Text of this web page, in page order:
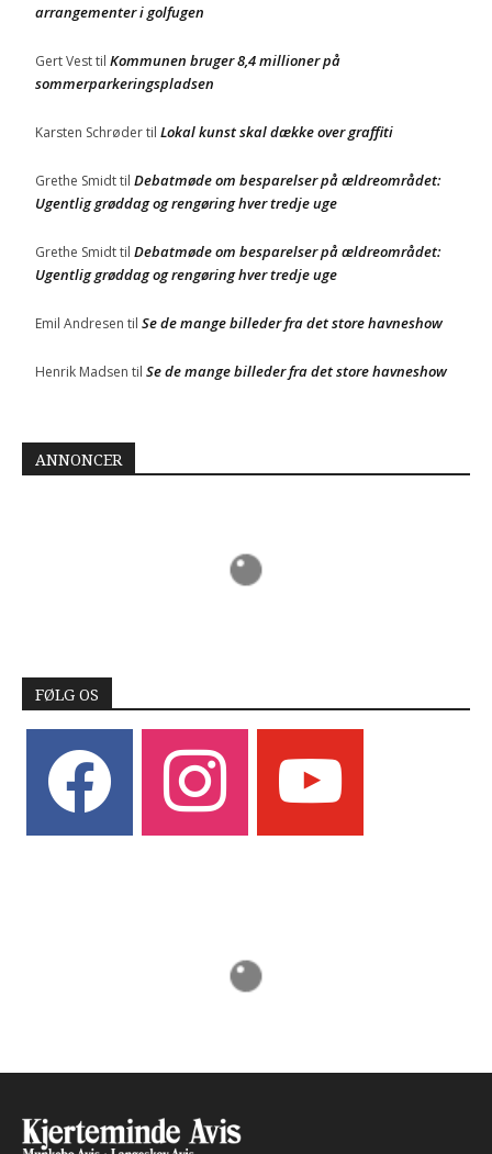
arrangementer i golfugen
Gert Vesttil Kommunen bruger 8,4 millioner på
sommerparkeringspladsen
Karsten Schrødertil Lokal kunst skal dække over graffiti
Grethe Smidttil Debatmøde om besparelser på ældreområdet:
Ugentlig grøddag og rengøring hver tredje uge
Grethe Smidttil Debatmøde om besparelser på ældreområdet:
Ugentlig grøddag og rengøring hver tredje uge
Emil Andresen til Se de mange billeder fra det store havneshow
Henrik Madsen til Se de mange billeder fra det store havneshow
ANNONCER
FØLG OS
instagram